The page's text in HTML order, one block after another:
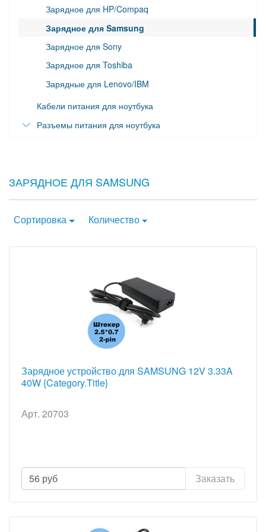
Lenovo
MSI
Samsung
Sony
Toshiba
Зарядное для HP/Compaq
Зарядное для Samsung
Зарядное для Sony
Зарядное для Toshiba
Зарядные для Lenovo/IBM
Кабели питания для ноутбука
Разъемы питания для ноутбука
Разъемы для HP
Разъемы для Lenovo
Разъемы для Samsung
ЗАРЯДНОЕ ДЛЯ SAMSUNG
Сортировка Количество
Зарядное устройство для SAMSUNG 12V 3.33A
40W {Category.Title}
Арт. 20703
56 руб Заказать